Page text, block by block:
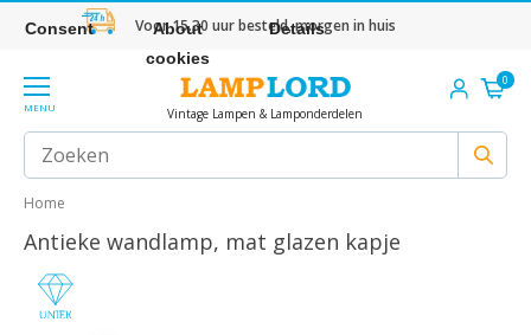
Voor 15.30 uur besteld, morgen in huis
MENU Vintage Lampen & Lamponderdelen
0
Home
Antieke wandlamp, mat glazen kapje
Consent
About
cookies
Details